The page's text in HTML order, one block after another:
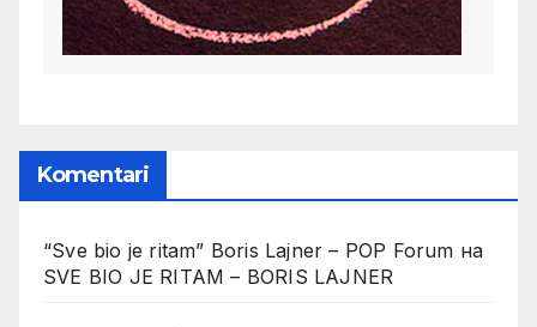
Komentari
“Sve bio je ritam” Boris Lajner – POP Forum на
SVE BIO JE RITAM – BORIS LAJNER